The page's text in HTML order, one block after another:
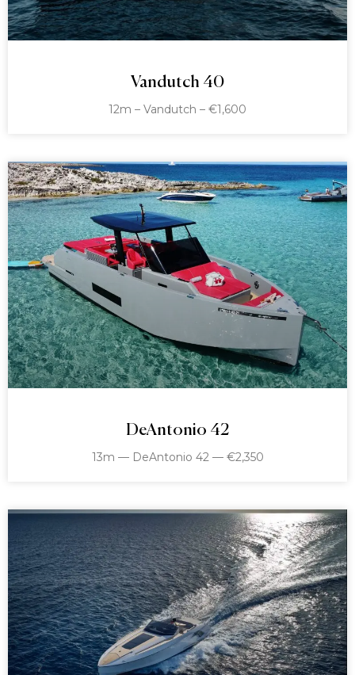
Vandutch 40
12m – Vandutch – €1,600
DeAntonio 42
13m — DeAntonio 42 — €2,350